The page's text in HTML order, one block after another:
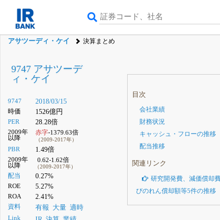
アサツーディ・ケイ 決算まとめ
9747 アサツーデ
ィ・ケイ
9747 2018/03/15
時価 1526億円
PER 28.28倍
2009年
以降
赤字-1379.63倍
（2009-2017年）
PBR 1.49倍
2009年
以降
0.62-1.62倍
（2009-2017年）
配当 0.27%
ROE 5.27%
ROA 2.41%
資料 有報 大量 適時
Link
目次
会社業績
財務状況
キャッシュ・フローの推移
配当推移
関連リンク
研究開発費、減価償却
びのれん償却額等5件の推移